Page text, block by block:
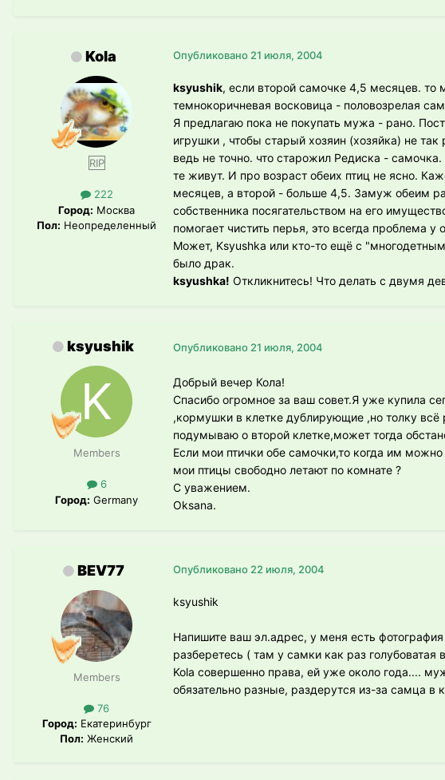
Kola
RIP
222
Город: Москва
Пол: Неопределенный
Опубликовано 21 июля, 2004
ksyushik, если второй самочке 4,5 месяцев.
темнокоричневая восковица - половозрелая
Я предлагаю пока не покупать мужа - рано.
игрушки , чтобы старый хозяин (хозяйка) не
ведь не точно. что старожил Редиска -
те живут. И про возраст обеих птиц не ясно.
месяцев, а второй - больше 4,5. Замуж обеим
собственника посягательством на его
помогает чистить перья, это всегда проблема у
Может, Ksyushka или кто-то ещё с
было драк.
ksyushka! Откликнитесь! Что делать с двумя
ksyushik
Members
6
Город: Germany
Опубликовано 21 июля, 2004
Добрый вечер Кола!
Спасибо огромное за ваш совет.Я уже купила
,кормушки в клетке дублирующие ,но толку
подумываю о второй клетке,может тогда
Если мои птички обе самочки,то когда им
мои птицы свободно летают по комнате ?
С уважением.
Oksana.
BEV77
Members
76
Город: Екатеринбург
Пол: Женский
Опубликовано 22 июля, 2004
ksyushik
Напишите ваш эл.адрес, у меня есть
разберетесь ( там у самки как раз
Kola совершенно права, ей уже около года....
обязательно разные, раздерутся из-за самца в